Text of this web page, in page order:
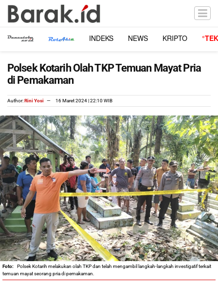
INDEKS NEWS KRIPTO
Polsek Kotarih Olah TKP Temuan Mayat Pria
di Pemakaman
Author:Rini Yosi 16 Maret 2024 | 22:10 WIB
Polsek Kotarih melakukan olah TKP dan telah mengambil langkah-langkah investigatif terkait
temuan mayat seorang pria di pemakaman.